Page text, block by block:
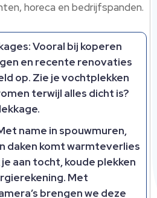
horeca en bedrijfspanden.​
Vooral bij koperen
en recente renovaties
op.​ Zie je vochtplekken
terwijl alles dicht is?
name in spouwmuren,
daken komt warmteverlies
aan tocht, koude plekken
Met
brengen we deze